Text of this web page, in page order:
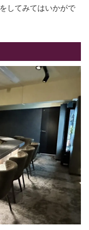
してみてはいかがで